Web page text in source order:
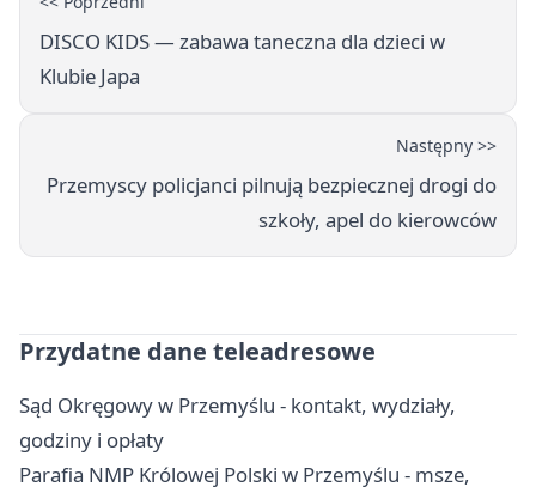
DISCO KIDS — zabawa taneczna dla dzieci w
Klubie Japa
Następny >>
Przemyscy policjanci pilnują bezpiecznej drogi do
szkoły, apel do kierowców
Przydatne dane teleadresowe
Sąd Okręgowy w Przemyślu - kontakt, wydziały,
godziny i opłaty
Parafia NMP Królowej Polski w Przemyślu - msze,